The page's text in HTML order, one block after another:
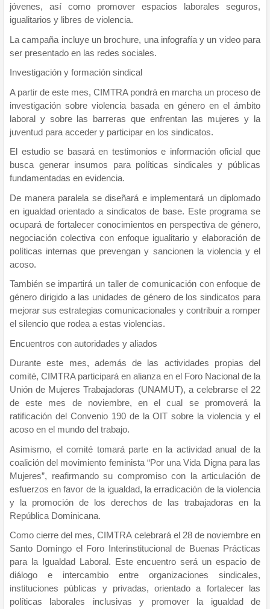
jóvenes, así como promover espacios laborales seguros,
igualitarios y libres de violencia.
La campaña incluye un brochure, una infografía y un video para
ser presentado en las redes sociales.
Investigación y formación sindical
A partir de este mes, CIMTRA pondrá en marcha un proceso de
investigación sobre violencia basada en género en el ámbito
laboral y sobre las barreras que enfrentan las mujeres y la
juventud para acceder y participar en los sindicatos.
El estudio se basará en testimonios e información oficial que
busca generar insumos para políticas sindicales y públicas
fundamentadas en evidencia.
De manera paralela se diseñará e implementará un diplomado
en igualdad orientado a sindicatos de base. Este programa se
ocupará de fortalecer conocimientos en perspectiva de género,
negociación colectiva con enfoque igualitario y elaboración de
políticas internas que prevengan y sancionen la violencia y el
acoso.
También se impartirá un taller de comunicación con enfoque de
género dirigido a las unidades de género de los sindicatos para
mejorar sus estrategias comunicacionales y contribuir a romper
el silencio que rodea a estas violencias.
Encuentros con autoridades y aliados
Durante este mes, además de las actividades propias del
comité, CIMTRA participará en alianza en el Foro Nacional de la
Unión de Mujeres Trabajadoras (UNAMUT), a celebrarse el 22
de este mes de noviembre, en el cual se promoverá la
ratificación del Convenio 190 de la OIT sobre la violencia y el
acoso en el mundo del trabajo.
Asimismo, el comité tomará parte en la actividad anual de la
coalición del movimiento feminista “Por una Vida Digna para las
Mujeres”, reafirmando su compromiso con la articulación de
esfuerzos en favor de la igualdad, la erradicación de la violencia
y la promoción de los derechos de las trabajadoras en la
República Dominicana.
Como cierre del mes, CIMTRA celebrará el 28 de noviembre en
Santo Domingo el Foro Interinstitucional de Buenas Prácticas
para la Igualdad Laboral. Este encuentro será un espacio de
diálogo e intercambio entre organizaciones sindicales,
instituciones públicas y privadas, orientado a fortalecer las
políticas laborales inclusivas y promover la igualdad de